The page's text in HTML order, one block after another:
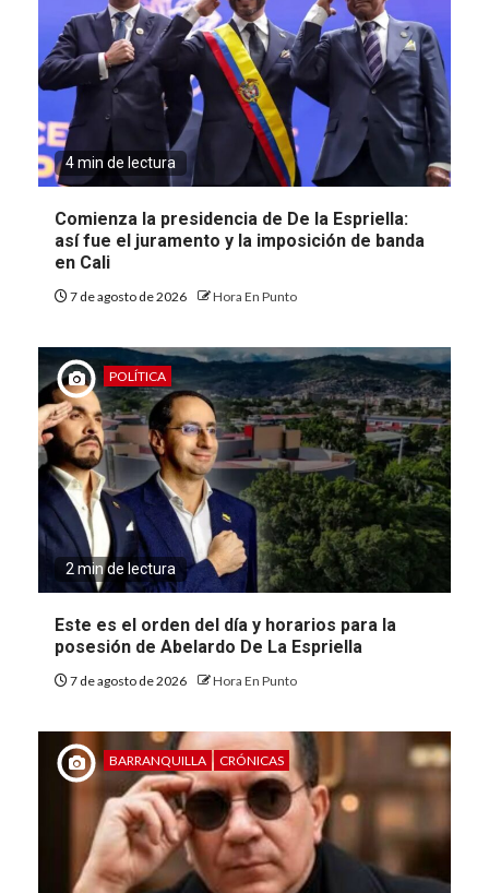
4 min de lectura
Comienza la presidencia de De la Espriella:
así fue el juramento y la imposición de banda
en Cali
7 de agosto de 2026 Hora En Punto
POLÍTICA
2 min de lectura
Este es el orden del día y horarios para la
posesión de Abelardo De La Espriella
7 de agosto de 2026 Hora En Punto
BARRANQUILLA CRÓNICAS